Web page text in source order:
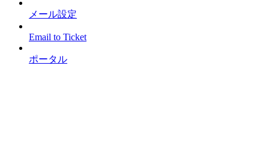
メール設定
Email to Ticket
ポータル